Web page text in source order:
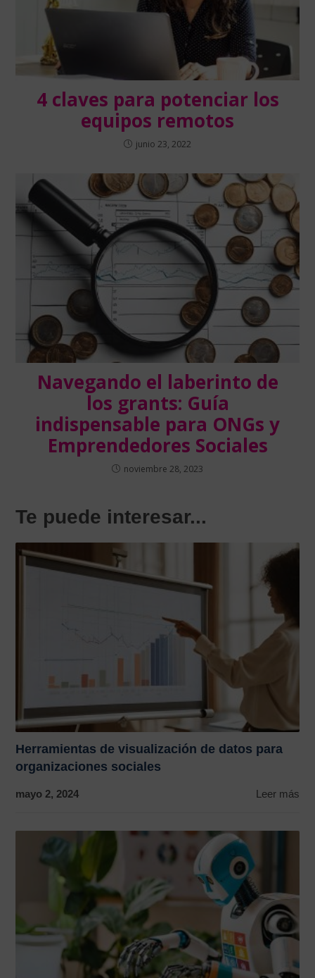
4 claves para potenciar los
equipos remotos
junio 23, 2022
Navegando el laberinto de
los grants: Guía
indispensable para ONGs y
Emprendedores Sociales
noviembre 28, 2023
Te puede interesar...
Herramientas de visualización de datos para
organizaciones sociales
mayo 2, 2024 Leer más